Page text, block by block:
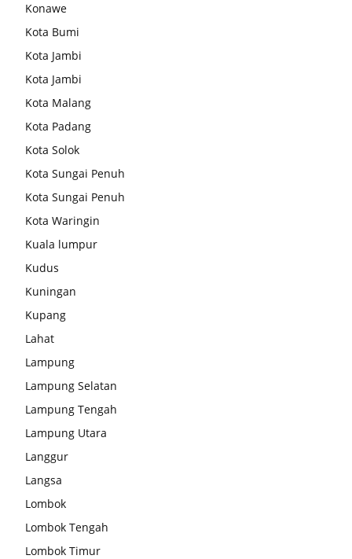
Konawe
Kota Bumi
Kota Jambi
Kota Jambi
Kota Malang
Kota Padang
Kota Solok
Kota Sungai Penuh
Kota Sungai Penuh
Kota Waringin
Kuala lumpur
Kudus
Kuningan
Kupang
Lahat
Lampung
Lampung Selatan
Lampung Tengah
Lampung Utara
Langgur
Langsa
Lombok
Lombok Tengah
Lombok Timur